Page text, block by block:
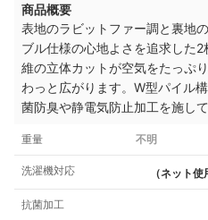
商品概要
表地のラビットファー調と裏地
ブル仕様の心地よさを追求した
維の立体カットが空気をたっぷ
わっと広がります。W型パイル
菌防臭や静電気防止加工を施し
重量 不明
洗濯機対応 （ネット使
抗菌加工